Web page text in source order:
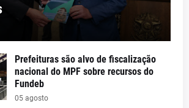
Prefeituras são alvo de fiscalização
nacional do MPF sobre recursos do
Fundeb
05 agosto